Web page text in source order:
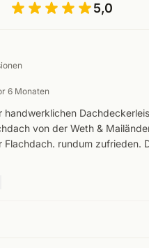
5,0
6 Monaten
handwerklichen
von der Weth &
Flachdach. rundum zufrieden.